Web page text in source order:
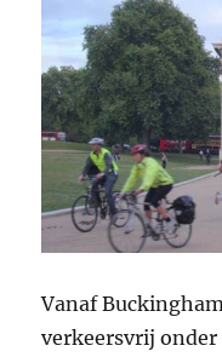
Vanaf
verkeersvrij